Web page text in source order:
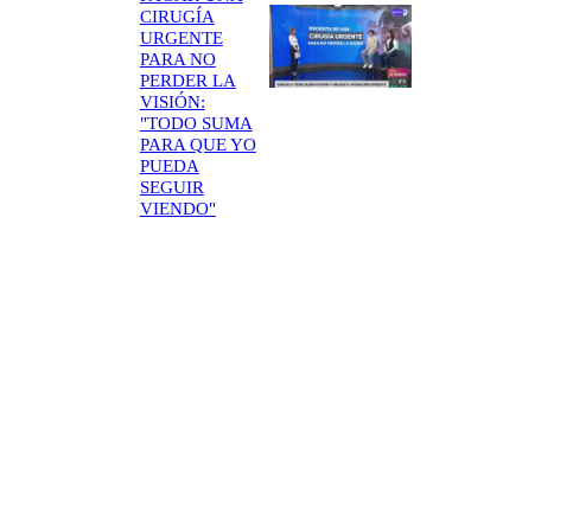
CIRUGÍA
URGENTE
PARA NO
PERDER LA
VISIÓN:
"TODO SUMA
PARA QUE YO
PUEDA
SEGUIR
VIENDO"